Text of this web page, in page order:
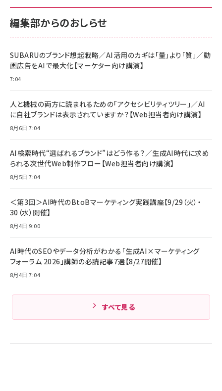
￥880
anan(アンアン)2026/06/24号 No.2500増
刊 スペシャルエディション[王道エンタメの矜
￥1,100
No.2502[2026年後半、あなたの恋と運命／山
￥880
内サポート正規品 メーカー保証5年
KLMEA128G
NIMASO ガラスフィルム iPhone 17 用 保護
止 貼りやすい ガイド枠付き いPhone17 (6.3
インチ) 対応 2枚セット DSP25F1698
￥1,599
【New】Amazon Fire TV Stick HD | 手軽に
ディアプレイヤー
￥6,980
Anker Soundcore P31i (Bluetooth 6.1)
【完全ワイヤレスイヤホン/アクティブノイズキャ
ンセリング/マルチポイント接続 / 最大50時間
再生 / PSE技術基準適合】ブラック
￥5,990
Anker PowerLine III Flow USB-C & USB-
C ケーブル Anker絡まないケーブル 240W 結
束バンド付き USB PD対応 シリコン素材採用
Amazonランキングをもっと見る
内サポート正規品 メーカー保証5年
KLMEA128G
Amazon eギフトカード - Amazonロゴ - ク
￥5,000
C ケーブル Anker絡まないケーブル 240W 結
iPhone 17 / 16 / 15 / Galaxy iPad Pro
MacBook Pro/Air 各種対応 (1.8m ミッドナ
イトブラック)
￥1,890
本
￥4,192
ヤセラーキャンペーン】
￥4,857
Amazonランキングをもっと見る
編集部からのおしらせ
SUBARUのブランド想起戦略／AI活用のカギは「量」より「質」／動
画広告をAIで最大化【マーケター向け講演】
7:04
人と機械の両方に読まれるための「アクセシビリティツリー」／AI
に自社ブランドは表示されていますか？【Web担当者向け講演】
8月6日 7:04
AI検索時代“選ばれるブランド”はどう作る？／生成AI時代に求め
られる次世代Web制作フロー【Web担当者向け講演】
8月5日 7:04
＜第3回＞AI時代のBtoBマーケティング実践講座【9/29（火）・
30（水）開催】
8月4日 9:00
AI時代のSEOやデータ分析がわかる「生成AI×マーケティング
フォーラム 2026」講師の必読記事7選【8/27開催】
8月4日 7:04
すべて見る